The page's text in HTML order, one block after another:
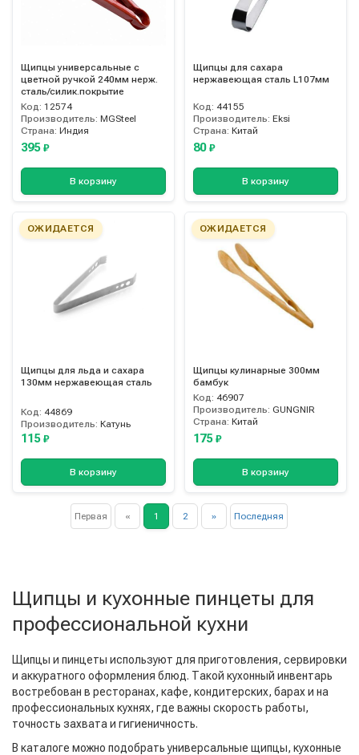
Щипцы универсальные с
цветной ручкой 240мм нерж.
сталь/силик.покрытие
Код: 12574
Производитель: MGSteel
Страна: Индия
395 ₽
В корзину
Щипцы для сахара
нержавеющая сталь L107мм
Код: 44155
Производитель: Eksi
Страна: Китай
80 ₽
В корзину
ОЖИДАЕТСЯ
Щипцы для льда и сахара
130мм нержавеющая сталь
Код: 44869
Производитель: Катунь
115 ₽
В корзину
ОЖИДАЕТСЯ
Щипцы кулинарные 300мм
бамбук
Код: 46907
Производитель: GUNGNIR
Страна: Китай
175 ₽
В корзину
Первая « 1 2 » Последняя
Щипцы и кухонные пинцеты для
профессиональной кухни
Щипцы и пинцеты используют для приготовления, сервировки
и аккуратного оформления блюд. Такой кухонный инвентарь
востребован в ресторанах, кафе, кондитерских, барах и на
профессиональных кухнях, где важны скорость работы,
точность захвата и гигиеничность.
В каталоге можно подобрать универсальные щипцы, кухонные